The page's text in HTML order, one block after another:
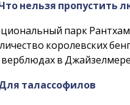
нельзя пропустить
парк
королевских
верблюдах в
талассофилов